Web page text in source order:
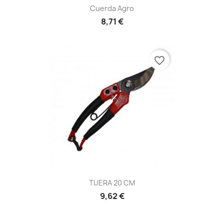
Cuerda Agro
8,71 €
TIJERA 20 CM
9,62 €
favorite_border